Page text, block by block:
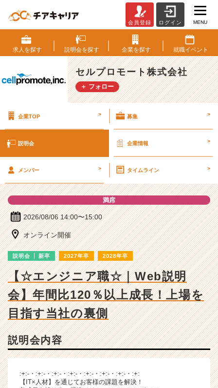
ル
プ
ロ
モ
ー
ト
社
明
ン
ー・
成
長
企
業
か
ら
届
く
会員登録 ログイン MENU
求人を探す 説明会を探す 企業を探す 就職イベント
セルプロモート株式会社
＋ フォロー
企業TOP > 募集 >
説明会 企業情報 >
メンバー > タイムライン >
満席
2026/08/06 14:00〜15:00
オンライン開催
説明会 新卒 2027年卒 2028年卒
【☆エンジニア職☆｜Web説明
会】年間比120％以上成長！上場を
目指す当社の裏側
説明会内容
:+:-・:+:-・:+:-・:+:-・:+:-・:+:-・:+:-・:+:
【IT×人材】を通じてお客様の課題を解決！